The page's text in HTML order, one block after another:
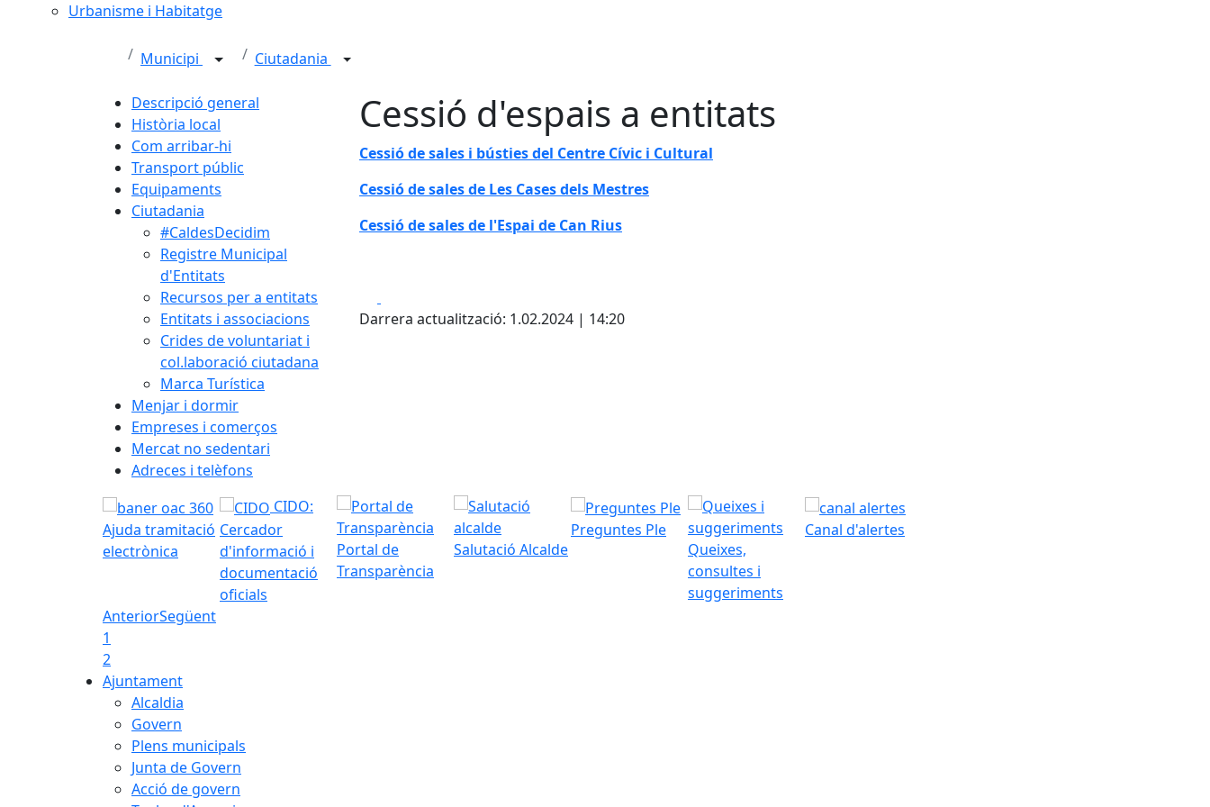
Urbanisme i Habitatge
Municipi Ciutadania
Descripció general
Història local
Com arribar-hi
Transport públic
Equipaments
Ciutadania
#CaldesDecidim
Registre Municipal
d'Entitats
Recursos per a entitats
Entitats i associacions
Crides de voluntariat i
col.laboració ciutadana
Marca Turística
Menjar i dormir
Empreses i comerços
Mercat no sedentari
Adreces i telèfons
Cessió d'espais a entitats
Cessióde sales i bústies del Centre Cívic i Cultural
Cessió desales de Les Cases dels Mestres
Cessió de sales de l'Espai de Can Rius
Darrera actualització: 1.02.2024 | 14:20
Ajuda tramitació
electrònica
CIDO:
Cercador
d'informació i
documentació
oficials
Portal de
Transparència
Salutació Alcalde
Preguntes Ple
Queixes,
consultes i
suggeriments
Canal d'alertes
AnteriorSegüent
1
2
Ajuntament
Alcaldia
Govern
Plens municipals
Junta de Govern
Acció de govern